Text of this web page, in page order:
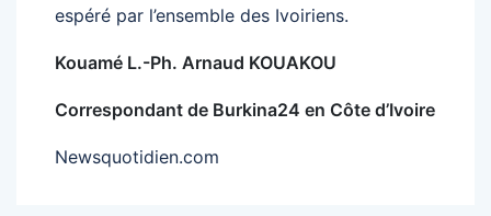
espéré par l’ensemble des Ivoiriens.
Kouamé L.-Ph. Arnaud KOUAKOU
Correspondant de Burkina24 en Côte d’Ivoire
Newsquotidien.com